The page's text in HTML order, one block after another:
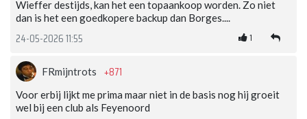
Wieffer destijds, kan het een topaankoop worden. Zo niet
dan is het een goedkopere backup dan Borges....
24-05-2026 11:55 1
FRmijntrots +871
Voor erbij lijkt me prima maar niet in de basis nog hij groeit
wel bij een club als Feyenoord